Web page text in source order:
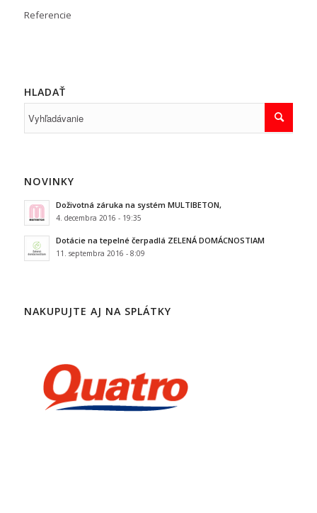
Referencie
HLADAŤ
NOVINKY
Doživotná záruka na systém MULTIBETON,
4. decembra 2016 - 19:35
Dotácie na tepelné čerpadlá ZELENÁ DOMÁCNOSTIAM
11. septembra 2016 - 8:09
NAKUPUJTE AJ NA SPLÁTKY